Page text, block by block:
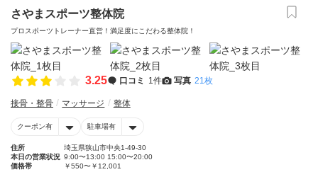
さやまスポーツ整体院
プロスポーツトレーナー直営！満足度にこだわる整体院！
3.25 口コミ 1件 写真 21枚
接骨・整骨 マッサージ 整体
クーポン有 駐車場有
住所
埼玉県狭山市中央1-49-30
本日の営業状況 9:00〜13:00 15:00〜20:00
価格帯
￥550〜￥12,001